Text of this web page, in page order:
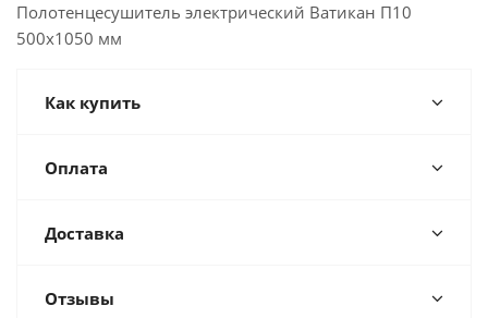
Полотенцесушитель электрический Ватикан П10
500х1050 мм
Как купить
Оплата
Доставка
Отзывы